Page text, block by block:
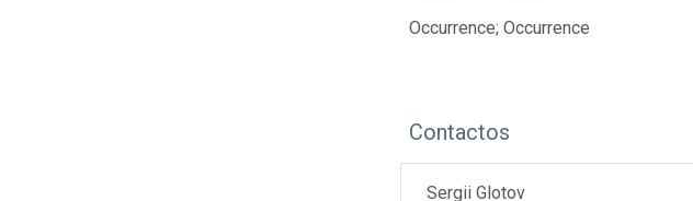
Occurrence; Occurrence
Contactos
Sergii Glotov